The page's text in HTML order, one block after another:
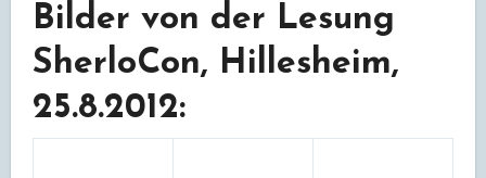
Bilder von der Lesung
SherloCon, Hillesheim,
25.8.2012: